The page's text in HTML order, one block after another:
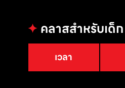
✦คลาสสำหรับเด็ก
เวลา